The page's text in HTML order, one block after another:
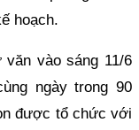
hoạch.
vào sáng 11/6
ngày trong 90
được tổ chức với